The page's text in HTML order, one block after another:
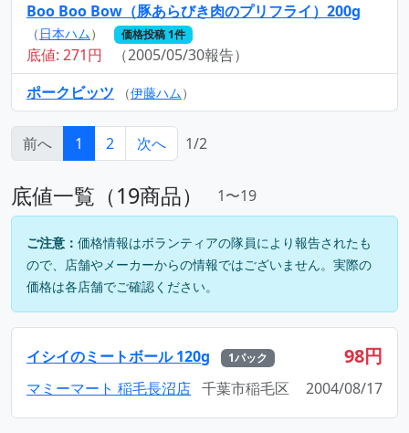
Boo Boo Bow（豚あらびき肉のプリフライ）200g
（ 日本ハム） 価格投稿 1件
底値: 271円
（2005/05/30報告）
ポークビッツ
（伊藤ハム）
前へ 1 2 次へ 1/2
底値一覧（19商品） 1〜19
ご注意： 価格情報はボランティアの隊員により報告されたも
ので、店舗やメーカーからの情報ではございません。実際の
価格は各店舗でご確認ください。
イシイのミートボール 120g 1パック 98円
マミーマート 稲毛長沼店 千葉市稲毛区 2004/08/17